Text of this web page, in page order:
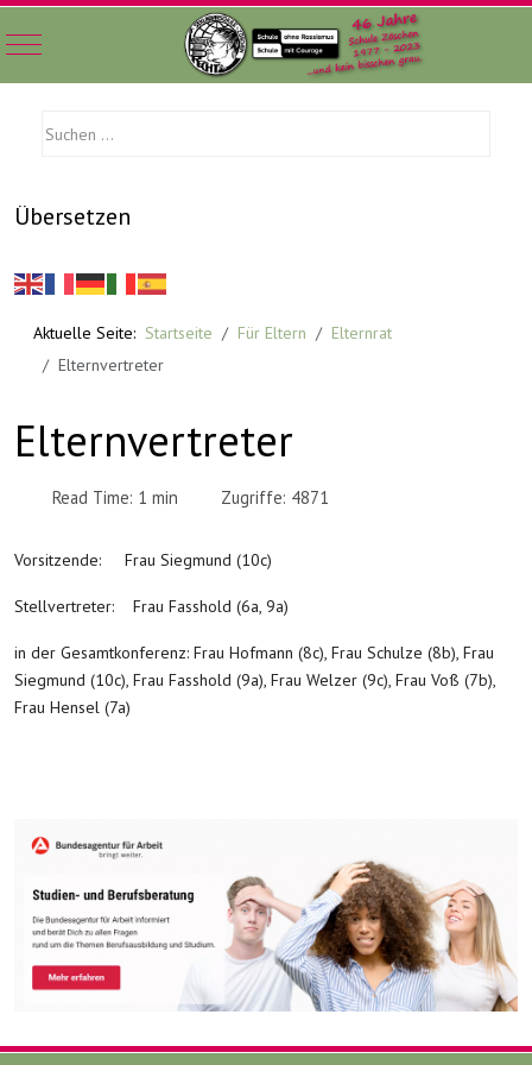
Mobile Menu Toggle
Übersetzen
Aktuelle Seite: Startseite Für Eltern
Elternrat
Elternvertreter
Elternvertreter
Read Time: 1 min Zugriffe: 4871
Vorsitzende: Frau Siegmund (10c)
Stellvertreter: Frau Fasshold (6a, 9a)
in der Gesamtkonferenz: Frau Hofmann (8c), Frau Schulze (8b), Frau
Siegmund (10c), Frau Fasshold (9a), Frau Welzer (9c), Frau Voß (7b),
Frau Hensel (7a)